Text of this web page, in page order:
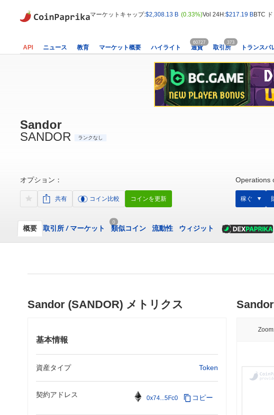
マーケットキャップ:$2,308.13 B (0.33%)Vol 24H:$217.19 BBTC
API ニュース 教育 マーケット概要 ハイライト 通貨
60727
取引所
373
トランスパ
Sandor
SANDOR
ランクなし
オプション：
共有 コイン比較 コインを更新
Operations
稼ぐ
概要 取引所 /マーケット
0
類似コイン 流動性 ウィジット
Sandor (SANDOR) メトリクス
基本情報
資産タイプ Token
契約アドレス 0x74...5Fc0 コピー